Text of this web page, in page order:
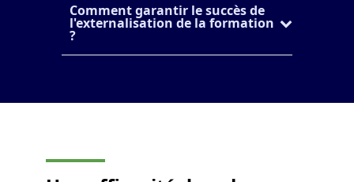
Comment garantir le succès de
l'externalisation de la formation
?